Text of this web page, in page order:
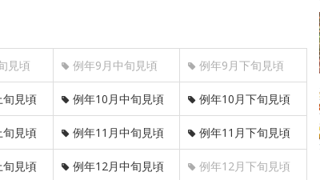
見頃 例年9月中旬見頃 例年9月下旬見頃
見頃 例年10月中旬見頃 例年10月下旬見頃
見頃 例年11月中旬見頃 例年11月下旬見頃
見頃 例年12月中旬見頃 例年12月下旬見頃